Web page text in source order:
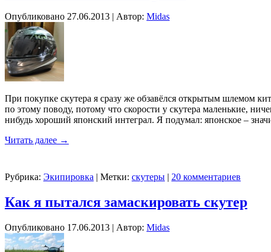
Опубликовано 27.06.2013 | Автор: Midas
При покупке скутера я сразу же обзавёлся открытым шлемом
по этому поводу, потому что скорости у скутера маленькие,
нибудь хороший японский интеграл. Я подумал: японское –
Читать далее →
Рубрика: Экипировка | Метки: скутеры | 20 комментариев
Как я пытался замаскировать скутер
Опубликовано 17.06.2013 | Автор: Midas